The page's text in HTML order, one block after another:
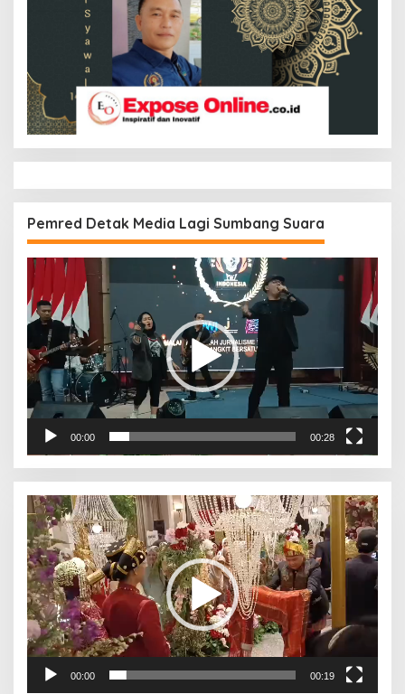
Pemred Detak Media Lagi Sumbang Suara
Pemutar
Video
00:00 00:28
Pemutar
Video
00:00 00:19